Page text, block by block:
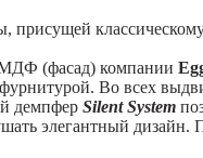
(фасад) компании
Во всех
демпфер Silent System
элегантный